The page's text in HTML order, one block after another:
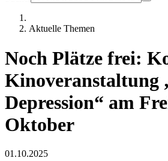
Aktuelle Themen
Noch Plätze frei:
Kinoveranstaltung
Depression“ am
Oktober
01.10.2025